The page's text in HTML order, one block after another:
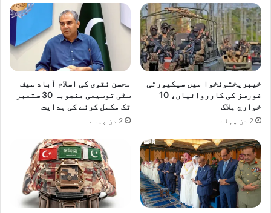
خیبرپختونخوا میں سیکیورٹی
فورسز کی کارروائیاں، 10
خوارج ہلاک
2 دن پہلے
محسن نقوی کی اسلام آباد سیف
سٹی توسیعی منصوبہ 30 ستمبر
تک مکمل کرنے کی ہدایت
2 دن پہلے